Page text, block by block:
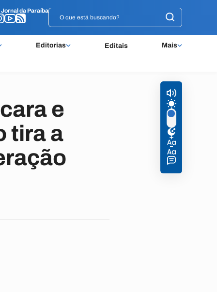
Jornal da Paraíba
Editorias Editais Mais
Jornal da Paraíba
e
tira a